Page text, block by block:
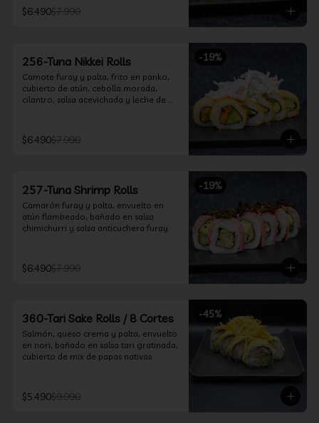
$6.490$7.990
-19%
256-Tuna Nikkei Rolls
Camote furay y palta, frito en panko,
cubierto de atún, cebolla morada,
cilantro, salsa acevichada y leche de
$6.490$7.990
-19%
257-Tuna Shrimp Rolls
Camarón furay y palta, envuelto en
atún flambeado, bañado en salsa
chimichurri y salsa anticuchera furay.
$6.490$7.990
-45%
360-Tari Sake Rolls / 8 Cortes
Salmón, queso crema y palta, envuelto
en nori, bañado en salsa tari gratinada,
cubierto de mix de papas nativas
$5.490$9.990